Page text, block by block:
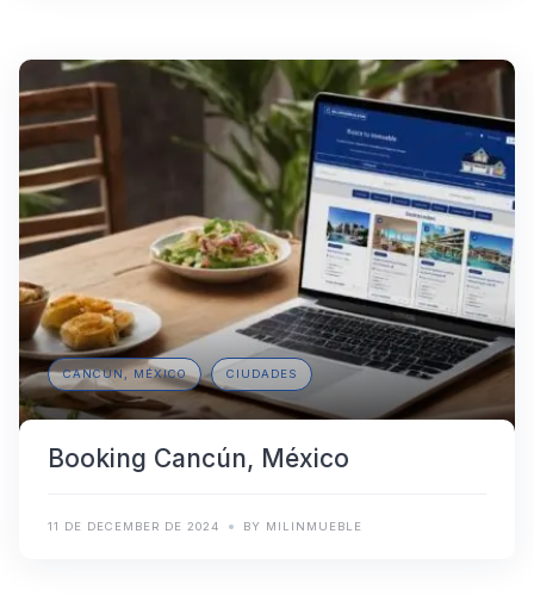
CANCÚN, MÉXICO CIUDADES
Booking Cancún, México
11 DE DECEMBER DE 2024 BY MILINMUEBLE